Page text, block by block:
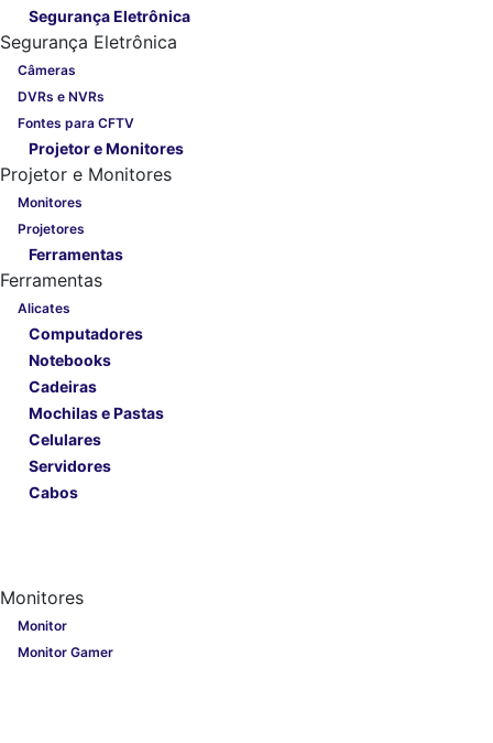
Segurança Eletrônica
Segurança Eletrônica
Câmeras
DVRs e NVRs
Fontes para CFTV
Projetor e Monitores
Projetor e Monitores
Monitores
Projetores
Ferramentas
Ferramentas
Alicates
Computadores
Notebooks
Cadeiras
Mochilas e Pastas
Celulares
Servidores
Cabos
Monitores
Monitor
Monitor Gamer